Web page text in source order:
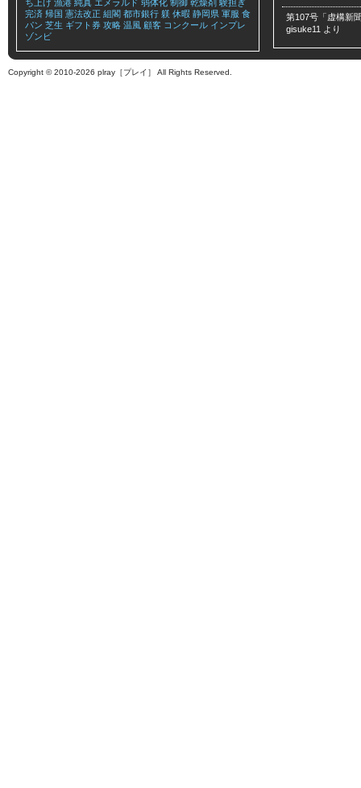
ち上げ 漁港 純真 エメラルド 弱体化 制御 乾燥剤 験担ぎ
完済 帰国 憲法改正 組閣 都市銀行 躾 休暇 静岡県 軍服 食
パン 芝生 ギフト券 攻略 温風 顧客 コンクール インプレ
ゾンビ
第107号「虚構新
gisuke11 より
Copyright © 2010-2026 plray［プレイ］ All Rights Reserved.